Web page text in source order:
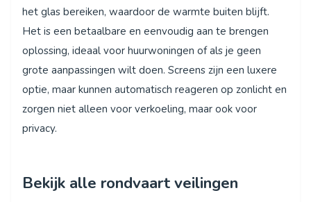
het glas bereiken, waardoor de warmte buiten blijft.
Het is een betaalbare en eenvoudig aan te brengen
oplossing, ideaal voor huurwoningen of als je geen
grote aanpassingen wilt doen. Screens zijn een luxere
optie, maar kunnen automatisch reageren op zonlicht en
zorgen niet alleen voor verkoeling, maar ook voor
privacy.
Bekijk alle rondvaart veilingen